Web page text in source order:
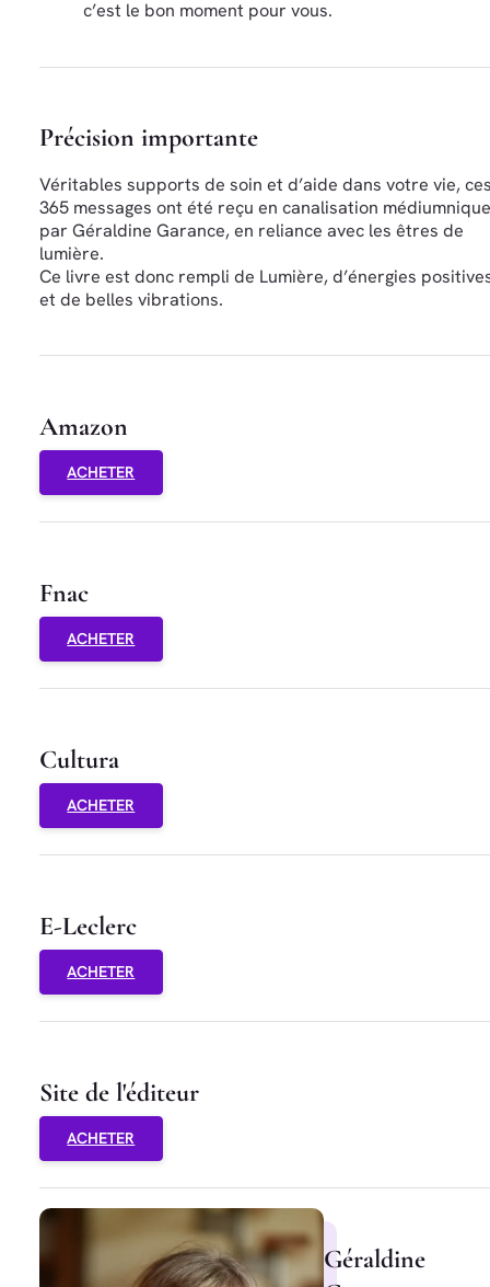
c’est le bon moment pour vous.
Précision importante
Véritables supports de soin et d’aide dans votre vie,
365 messages ont été reçu en canalisation médiumnique
par Géraldine Garance, en reliance avec les êtres de
lumière.
Ce livre est donc rempli de Lumière, d’énergies
et de belles vibrations.
Amazon
ACHETER
Fnac
ACHETER
Cultura
ACHETER
E-Leclerc
ACHETER
Site de l'éditeur
ACHETER
Géraldine